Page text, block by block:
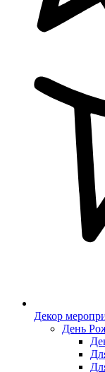
Декор
День